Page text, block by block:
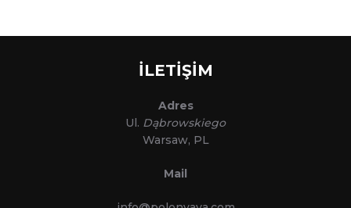
İLETİŞİM
Adres
Ul. Dąbrowskiego
Warsaw, PL
Mail